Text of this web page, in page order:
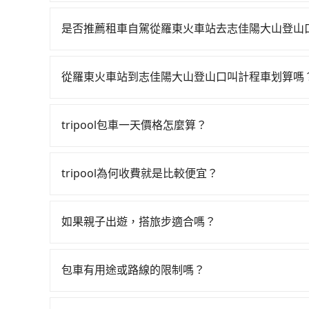
直到22:50，南港-台中一天最多有101班次高鐵可
站、等待車站前排班的計程車，搭上小黃後約花
北大城市的100倍，且羅東火車站並未位於市區，
更會額外浪費30分鐘在轉乘與等車上，現在還不
是否推薦租車自駕從羅東火車站去志佳陽大山登山
天就要來回，那在宜蘭路邊可隨租隨借的iRent應
時40元路邊停車費用預估進去，但額外的汽車保
的車門仍未被修理，每一次租車都好像在開樂透
點仍有段距離，在遇到下雨天或者載行李時，就顯
從羅東火車站到志佳陽大山登山口叫計程車划算嗎
到車，也可考慮打電話至羅東火車站附近的計程
時叫到小黃的難度是台北或新北的100倍之多。關
價，建議最好先上網預約，以免當場被坑受騙。
tripool包車一天價格怎麼算？
官網一鍵查價，即時試算您包車費用，清楚透明，
tripool為何收費就是比較便宜？
為司機素質比較差、車上會有煙味、或者車齡過
也就是提高俗稱「回頭車」的比例。這不僅體現
如果親子出遊，搭旅步適合嗎？
出遊時安全更有保障。
包車有用途或路線的限制嗎？